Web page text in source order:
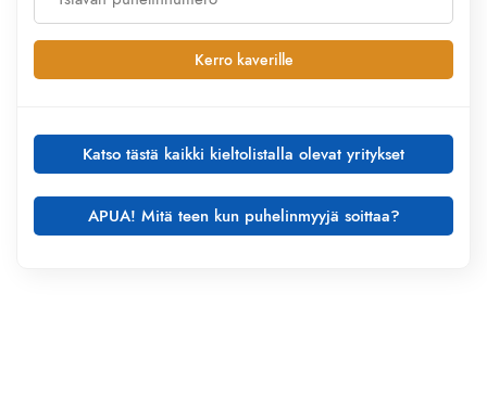
Kerro kaverille
Katso tästä kaikki kieltolistalla olevat yritykset
APUA! Mitä teen kun puhelinmyyjä soittaa?